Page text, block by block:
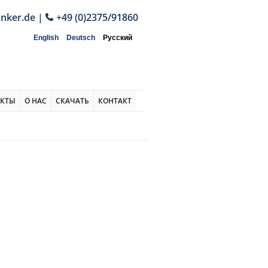
| +49 (0)2375/91860
English Deutsch Русский
О НАС СКАЧАТЬ КОНТАКТ